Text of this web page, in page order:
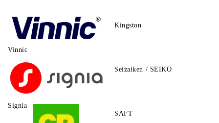
Vinnic
Kingston
Signia
Seizaiken / SEIKO
SAFT